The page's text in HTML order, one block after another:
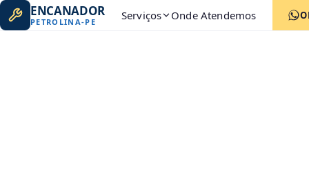
ENCANADOR
PETROLINA-PE Serviços Onde Atendemos